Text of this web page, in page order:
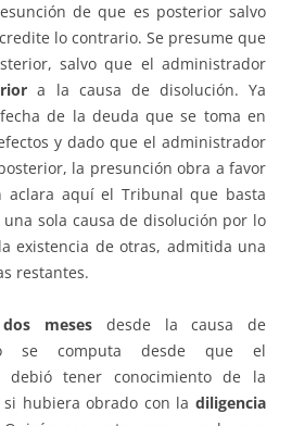
de que es posterior salvo
lo contrario. Se presume que
salvo que el administrador
a la causa de disolución. Ya
de la deuda que se toma en
y dado que el administrador
la presunción obra a favor
aclara aquí el Tribunal que basta
sola causa de disolución por lo
existencia de otras, admitida una
restantes.
dos meses desde la causa de
se computa desde que el
debió tener conocimiento de la
hubiera obrado con la diligencia